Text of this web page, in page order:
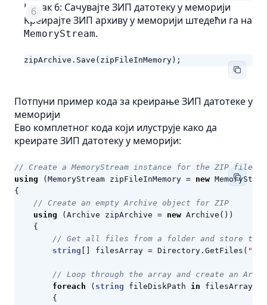
Корак 6: Сачувајте ЗИП датотеку у меморији
Креирајте ЗИП архиву у меморији штедећи га на
MemoryStream.
zipArchive . Save ( zipFileInMemory );
Потпуни пример кода за креирање ЗИП датотеке у
меморији
Ево комплетног кода који илуструје како да
креирате ЗИП датотеку у меморији:
// Create a MemoryStream instance for the ZIP file
using
( MemoryStream zipFileInMemory = new
{
// Create an empty Archive object for ZIP
using
( Archive zipArchive = new Archive ())
{
// Get all files from a folder and store
string
filesArray = Directory . GetFiles (
// Loop through the array and create an
foreach
( string fileDiskPath in filesArray
{